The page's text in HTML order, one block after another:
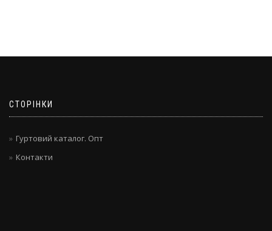
СТОРІНКИ
Гуртовий каталог. Опт
Контакти